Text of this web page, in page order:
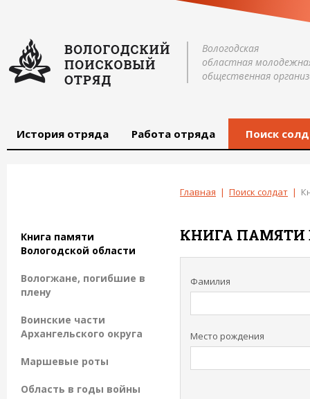
Вологодская
областная
общественная
История отряда Работа отряда Поиск
Главная | Поиск солдат |
КНИГА ПАМЯТИ
Фамилия
Место рождения
Книга памяти
Вологодской области
Вологжане, погибшие в
плену
Воинские части
Архангельского округа
Маршевые роты
Область в годы войны